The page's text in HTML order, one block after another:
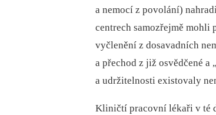
a nemocí z povolání)
centrech samozřejmě
vyčlenění z dosavadních
a přechod z již osvědčené a
a udržitelnosti existovaly
Kliničtí pracovní lékaři v té